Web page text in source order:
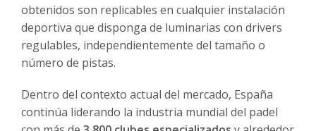
obtenidos son replicables en cualquier instalación
deportiva que disponga de luminarias con drivers
regulables, independientemente del tamaño o
número de pistas.
Dentro del contexto actual del mercado, España
continúa liderando la industria mundial del padel